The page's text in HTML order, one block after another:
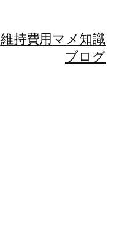
維持費用マメ知識
ブログ